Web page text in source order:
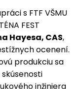
s FTF VŠMU
FEST
Hayesa, CAS,
ocenení.
produkciu sa
inžiniera